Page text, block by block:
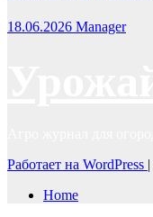
18.06.2026 Manager
Работает на WordPress |
Home